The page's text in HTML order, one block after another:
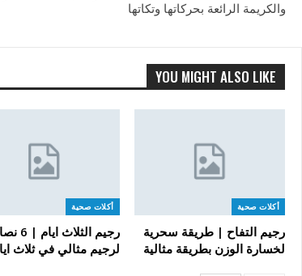
والكريمة الرائعة بحركاتها وتكاتها
YOU MIGHT ALSO LIKE
أكلات صحية
رجيم التفاح | طريقة سحرية
لخسارة الوزن بطريقة مثالية
أكلات صحية
رجيم الثلاث
لرجيم مثالي في ثلاث